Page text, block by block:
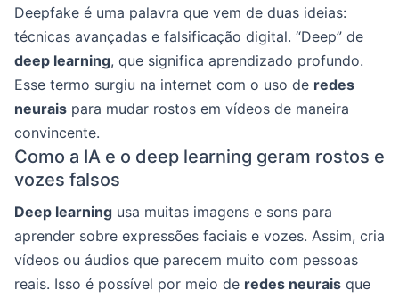
Deepfake é uma palavra que vem de duas ideias:
técnicas avançadas e falsificação digital. “Deep” de
deep learning, que significa aprendizado profundo.
Esse termo surgiu na internet com o uso de redes
neurais para mudar rostos em vídeos de maneira
convincente.
Como a IA e o deep learning geram rostos e
vozes falsos
Deep learning usa muitas imagens e sons para
aprender sobre expressões faciais e vozes. Assim, cria
vídeos ou áudios que parecem muito com pessoas
reais. Isso é possível por meio de redes neurais que